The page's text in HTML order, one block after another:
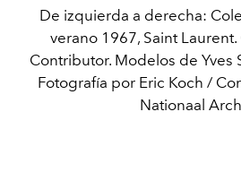
De izquierda a derecha:
verano 1967, Saint
Contributor. Modelos de Yves
Fotografía por Eric Koch /
Nationaal